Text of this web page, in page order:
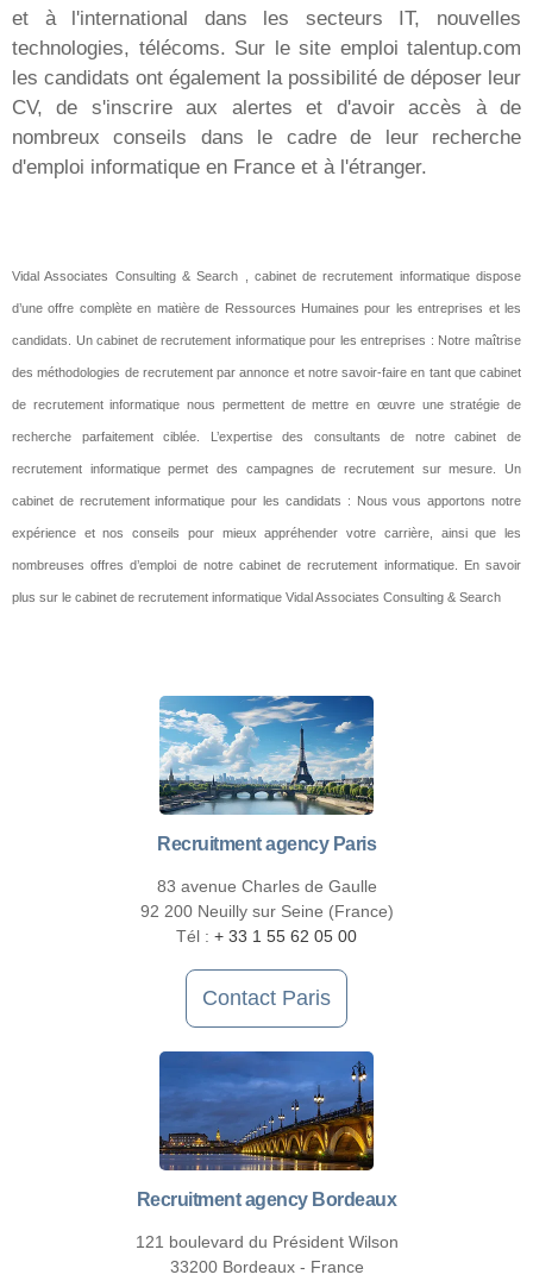
et à l'international dans les secteurs IT, nouvelles
technologies, télécoms. Sur le site emploi talentup.com
les candidats ont également la possibilité de déposer leur
CV, de s'inscrire aux alertes et d'avoir accès à de
nombreux conseils dans le cadre de leur recherche
d'emploi informatique en France et à l'étranger.
Vidal Associates Consulting & Search , cabinet de recrutement informatique dispose
d’une offre complète en matière de Ressources Humaines pour les entreprises et les
candidats. Un cabinet de recrutement informatique pour les entreprises : Notre maîtrise
des méthodologies de recrutement par annonce et notre savoir-faire en tant que cabinet
de recrutement informatique nous permettent de mettre en œuvre une stratégie de
recherche parfaitement ciblée. L’expertise des consultants de notre cabinet de
recrutement informatique permet des campagnes de recrutement sur mesure. Un
cabinet de recrutement informatique pour les candidats : Nous vous apportons notre
expérience et nos conseils pour mieux appréhender votre carrière, ainsi que les
nombreuses offres d’emploi de notre cabinet de recrutement informatique. En savoir
plus sur le cabinet de recrutement informatique Vidal Associates Consulting & Search
Recruitment agency Paris
83 avenue Charles de Gaulle
92 200 Neuilly sur Seine (France)
Tél : + 33 1 55 62 05 00
Contact Paris
Recruitment agency Bordeaux
121 boulevard du Président Wilson
33200 Bordeaux - France